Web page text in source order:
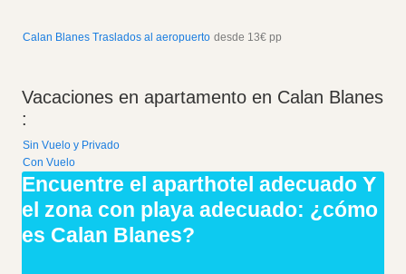
Calan Blanes Traslados al aeropuerto desde 13€ pp
Vacaciones en apartamento en Calan Blanes
:
Sin Vuelo y Privado
Con Vuelo
Encuentre el aparthotel adecuado Y
el zona con playa adecuado: ¿cómo
es Calan Blanes?